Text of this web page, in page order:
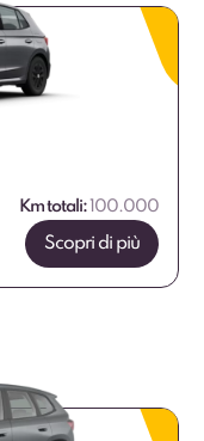
Km totali: 100.000
Scopri di più